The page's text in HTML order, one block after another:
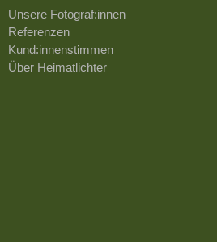
Unsere Fotograf:innen
Referenzen
Kund:innenstimmen
Über Heimatlichter